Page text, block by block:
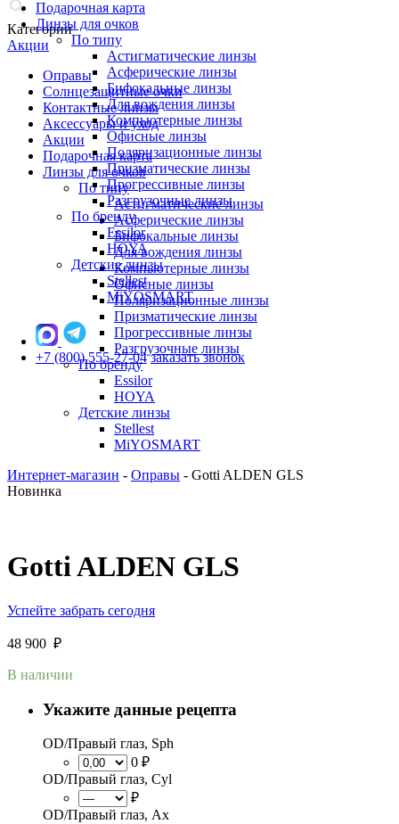
Категории
Акции
Оправы
Солнцезащитные очки
Контактные линзы
Аксессуары и уход
Акции
Подарочная карта
Линзы для очков
По типу
Астигматические линзы
Асферические линзы
Бифокальные линзы
Для вождения линзы
Компьютерные линзы
Офисные линзы
Поляризационные линзы
Призматические линзы
Прогрессивные линзы
Разгрузочные линзы
По бренду
Essilor
HOYA
Детские линзы
Stellest
MiYOSMART
Подарочная карта
Линзы для очков
По типу
Астигматические линзы
Асферические линзы
Бифокальные линзы
Для вождения линзы
Компьютерные линзы
Офисные линзы
Поляризационные линзы
Призматические линзы
Прогрессивные линзы
Разгрузочные линзы
По бренду
Essilor
HOYA
Детские линзы
Stellest
MiYOSMART
+7 (800) 555-27-04 заказать звонок
Интернет-магазин - Оправы - Gotti ALDEN GLS
Новинка
Gotti ALDEN GLS
Успейте забрать сегодня
48 900 ₽
В наличии
Укажите данные рецепта
OD/Правый глаз, Sph
0 ₽
OD/Правый глаз, Cyl
₽
OD/Правый глаз, Ax